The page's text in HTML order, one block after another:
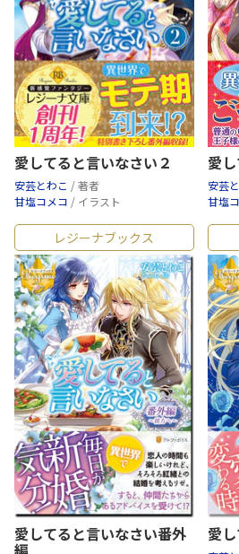
愛してると言いなさい２
安芸とわこ / 著者
甘塩コメコ / イラスト
愛
安芸
甘塩
レジーナブックス
愛してると言いなさい番外
編
愛